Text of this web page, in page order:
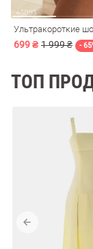
Ультракороткие
699 ₴ 1 999 ₴ -
ТОП